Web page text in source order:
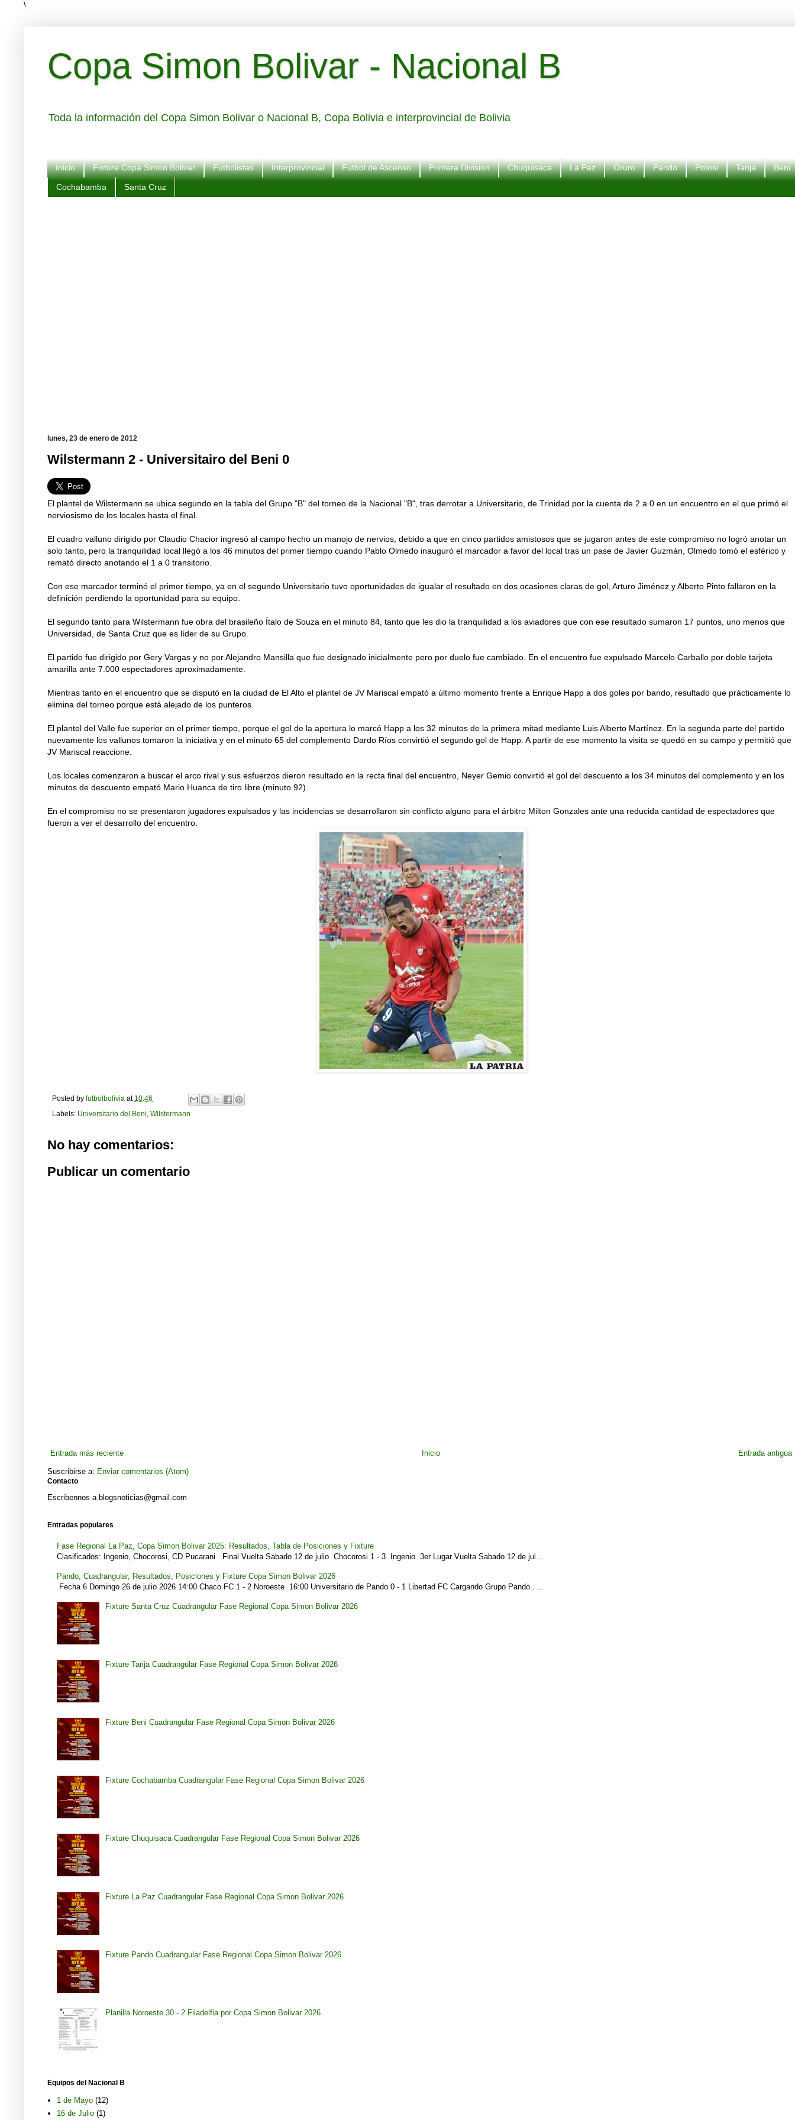
\
Copa Simon Bolivar - Nacional B
Toda la información del Copa Simon Bolivar o Nacional B, Copa Bolivia e interprovincial de Bolivia
Inicio Fixture Copa Simon Bolivar Futbolistas Interprovincial Futbol de Ascenso Primera Division Chuquisaca La Paz Oruro Pando Potosi Tarija Beni
Cochabamba Santa Cruz
lunes, 23 de enero de 2012
Wilstermann 2 - Universitairo del Beni 0
El plantel de Wilstermann se ubica segundo en la tabla del Grupo "B" del torneo de la Nacional "B", tras derrotar a Universitario, de Trinidad por la cuenta de 2 a 0 en un encuentro en el que primó el
nerviosismo de los locales hasta el final.
El cuadro valluno dirigido por Claudio Chacior ingresó al campo hecho un manojo de nervios, debido a que en cinco partidos amistosos que se jugaron antes de este compromiso no logró anotar un
solo tanto, pero la tranquilidad local llegó a los 46 minutos del primer tiempo cuando Pablo Olmedo inauguró el marcador a favor del local tras un pase de Javier Guzmán, Olmedo tomó el esférico y
remató directo anotando el 1 a 0 transitorio.
Con ese marcador terminó el primer tiempo, ya en el segundo Universitario tuvo oportunidades de igualar el resultado en dos ocasiones claras de gol, Arturo Jiménez y Alberto Pinto fallaron en la
definición perdiendo la oportunidad para su equipo.
El segundo tanto para Wilstermann fue obra del brasileño Ítalo de Souza en el minuto 84, tanto que les dio la tranquilidad a los aviadores que con ese resultado sumaron 17 puntos, uno menos que
Universidad, de Santa Cruz que es líder de su Grupo.
El partido fue dirigido por Gery Vargas y no por Alejandro Mansilla que fue designado inicialmente pero por duelo fue cambiado. En el encuentro fue expulsado Marcelo Carballo por doble tarjeta
amarilla ante 7.000 espectadores aproximadamente.
Mientras tanto en el encuentro que se disputó en la ciudad de El Alto el plantel de JV Mariscal empató a último momento frente a Enrique Happ a dos goles por bando, resultado que prácticamente lo
elimina del torneo porque está alejado de los punteros.
El plantel del Valle fue superior en el primer tiempo, porque el gol de la apertura lo marcó Happ a los 32 minutos de la primera mitad mediante Luis Alberto Martínez. En la segunda parte del partido
nuevamente los vallunos tomaron la iniciativa y en el minuto 65 del complemento Dardo Ríos convirtió el segundo gol de Happ. A partir de ese momento la visita se quedó en su campo y permitió que
JV Mariscal reaccione.
Los locales comenzaron a buscar el arco rival y sus esfuerzos dieron resultado en la recta final del encuentro, Neyer Gemio convirtió el gol del descuento a los 34 minutos del complemento y en los
minutos de descuento empató Mario Huanca de tiro libre (minuto 92).
En el compromiso no se presentaron jugadores expulsados y las incidencias se desarrollaron sin conflicto alguno para el árbitro Milton Gonzales ante una reducida cantidad de espectadores que
fueron a ver el desarrollo del encuentro.
Posted by futbolbolivia at 10:46
Labels: Universitario del Beni Wilstermann
No hay comentarios:
Publicar un comentario
Entrada más reciente Entrada antigua
Inicio
Suscribirse a: Enviar comentarios (Atom)
Contacto
Escribennos a blogsnoticias@gmail.com
Entradas populares
Fase Regional La Paz, Copa Simon Bolivar 2025: Resultados, Tabla de Posiciones y Fixture
Clasificados: Ingenio, Chocorosi, CD Pucarani Final Vuelta Sabado 12 de julio Chocorosi 1 - 3 Ingenio 3er Lugar Vuelta Sabado 12 de jul...
Pando, Cuadrangular, Resultados, Posiciones y Fixture Copa Simon Bolivar 2026
Fecha 6 Domingo 26 de julio 2026 14:00 Chaco FC 1 - 2 Noroeste 16:00 Universitario de Pando 0 - 1 Libertad FC Cargando Grupo Pando.. ...
Fixture Santa Cruz Cuadrangular Fase Regional Copa Simon Bolivar 2026
Fixture Tarija Cuadrangular Fase Regional Copa Simon Bolivar 2026
Fixture Beni Cuadrangular Fase Regional Copa Simon Bolivar 2026
Fixture Cochabamba Cuadrangular Fase Regional Copa Simon Bolivar 2026
Fixture Chuquisaca Cuadrangular Fase Regional Copa Simon Bolivar 2026
Fixture La Paz Cuadrangular Fase Regional Copa Simon Bolivar 2026
Fixture Pando Cuadrangular Fase Regional Copa Simon Bolivar 2026
Planilla Noroeste 30 - 2 Filadelfia por Copa Simon Bolivar 2026
Equipos del Nacional B
1 de Mayo (12)
16 de Julio (1)